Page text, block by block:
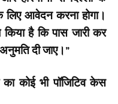
आवेदन करना होगा।
है कि पास जारी कर
दी जाए।”
कोई भी पॉजिटिव केस